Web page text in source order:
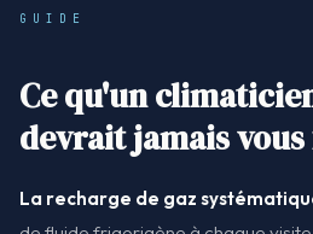
GUIDE
Ce qu'un
devrait jamais
La recharge de gaz